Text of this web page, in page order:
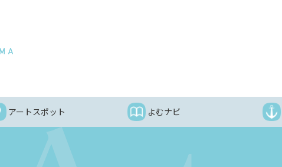
アートスポット よむナビ